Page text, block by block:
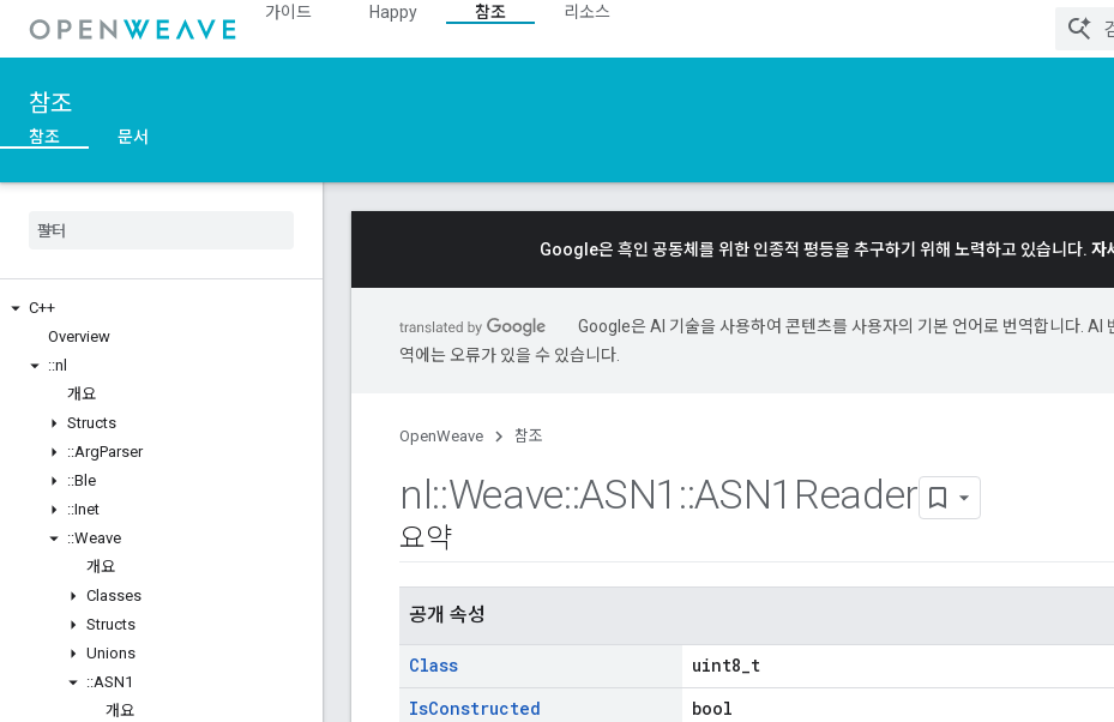
가이드 Happy 참조
리소스
참조
참조 문서
C++
Overview
::nl
개요
Structs
::ArgParser
::Ble
::Inet
::Weave
개요
Classes
Structs
Unions
::ASN1
개요
Google은 흑인 공동체를 위한 인종적 평등을 추구하기 위해 노력하고 있습니다. 자
Google은 AI 기술을 사용하여 콘텐츠를 사용자의 기본 언어로 번역합니다. AI
역에는 오류가 있을 수 있습니다.
OpenWeave 참조
nl::Weave::ASN1 ::ASN1Reader
요약
공개 속성
Class
uint8_t
IsConstructed
bool